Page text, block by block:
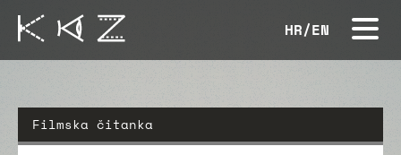
HR/EN
Filmska čitanka